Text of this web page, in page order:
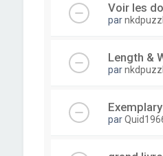
Voir les
par
Length &
par
par